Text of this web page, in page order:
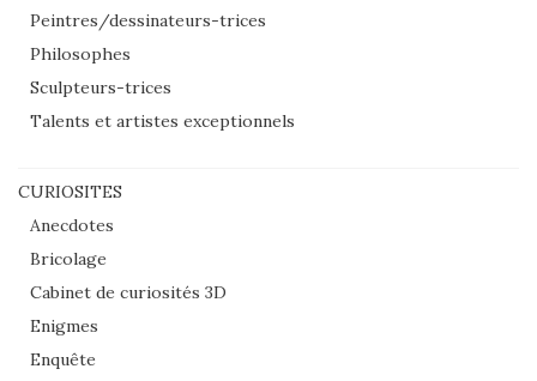
Peintres/dessinateurs-trices
Philosophes
Sculpteurs-trices
Talents et artistes exceptionnels
CURIOSITES
Anecdotes
Bricolage
Cabinet de curiosités 3D
Enigmes
Enquête